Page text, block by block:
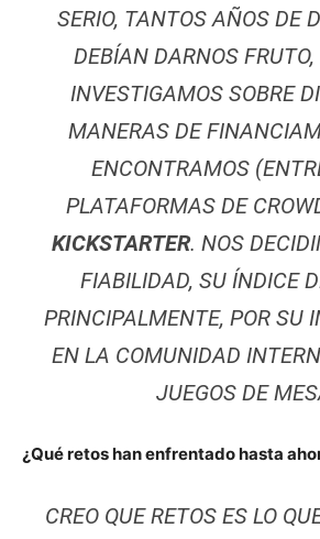
SERIO, TANTOS AÑOS DE
DEBÍAN DARNOS FRUTO,
INVESTIGAMOS SOBRE
MANERAS DE
ENCONTRAMOS
PLATAFORMAS DE
KICKSTARTER. NOS
FIABILIDAD, SU ÍNDICE
PRINCIPALMENTE, POR SU
EN LA COMUNIDAD
JUEGOS DE
¿Qué retos han enfrentado hasta
CREO QUE RETOS ES LO